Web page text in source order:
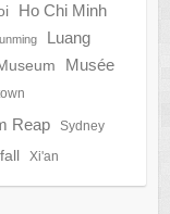
Ho Chi Minh
Luang
Musée
Reap Sydney
Xi'an